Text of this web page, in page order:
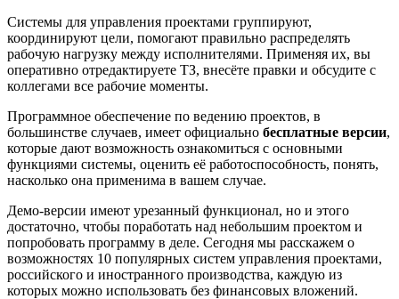
Системы для управления проектами группируют,
координируют цели, помогают правильно распределять
рабочую нагрузку между исполнителями. Применяя их, вы
оперативно отредактируете ТЗ, внесёте правки и обсудите с
коллегами все рабочие моменты.
Программное обеспечение по ведению проектов, в
большинстве случаев, имеет официально бесплатные версии,
которые дают возможность ознакомиться с основными
функциями системы, оценить её работоспособность, понять,
насколько она применима в вашем случае.
Демо-версии имеют урезанный функционал, но и этого
достаточно, чтобы поработать над небольшим проектом и
попробовать программу в деле. Сегодня мы расскажем о
возможностях 10 популярных систем управления проектами,
российского и иностранного производства, каждую из
которых можно использовать без финансовых вложений.